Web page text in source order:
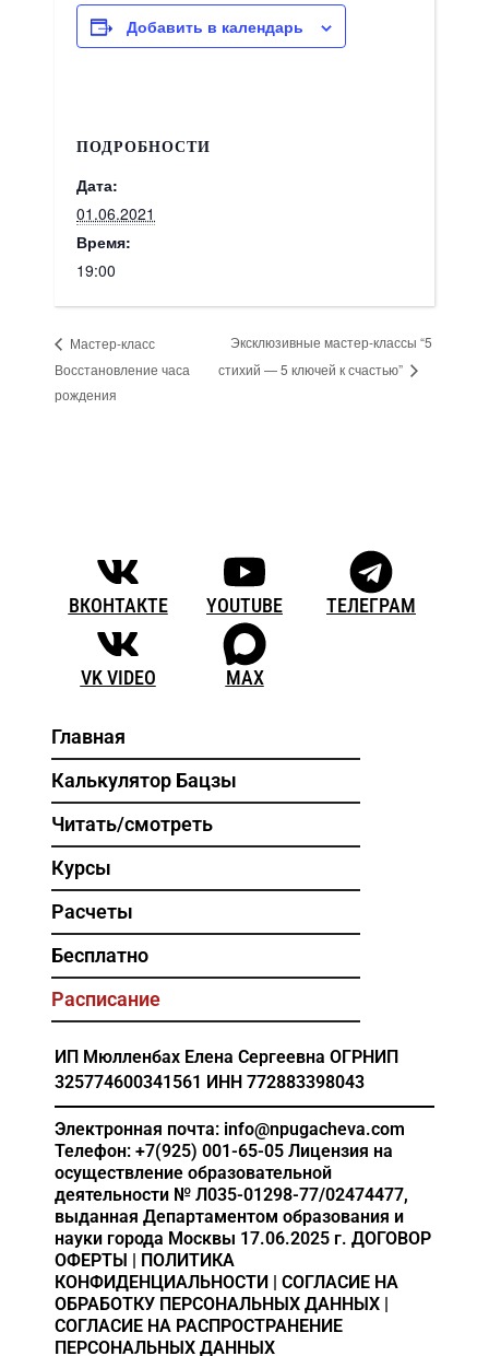
Добавить в календарь
ПОДРОБНОСТИ
Дата:
01.06.2021
Время:
19:00
Мастер-класс
Восстановление часа
рождения
Эксклюзивные мастер-классы “5
стихий — 5 ключей к счастью”
ВКОНТАКТЕ YOUTUBE ТЕЛЕГРАМ
VK VIDEO MAX
Главная
Калькулятор Бацзы
Читать/смотреть
Курсы
Расчеты
Бесплатно
Расписание
ИП Мюлленбах Елена Сергеевна ОГРНИП
325774600341561 ИНН 772883398043
Электронная почта: info@npugacheva.com
Телефон: +7(925) 001-65-05 Лицензия на
осуществление образовательной
деятельности № Л035-01298-77/02474477,
выданная Департаментом образования и
науки города Москвы 17.06.2025 г. ДОГОВОР
ОФЕРТЫ | ПОЛИТИКА
КОНФИДЕНЦИАЛЬНОСТИ | СОГЛАСИЕ НА
ОБРАБОТКУ ПЕРСОНАЛЬНЫХ ДАННЫХ |
СОГЛАСИЕ НА РАСПРОСТРАНЕНИЕ
ПЕРСОНАЛЬНЫХ ДАННЫХ